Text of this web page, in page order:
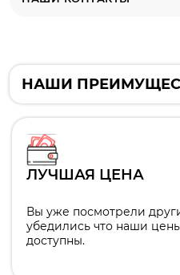
НАШИ
ЛУЧШАЯ ЦЕНА
Вы уже посмотрели
убедились что наши
доступны.